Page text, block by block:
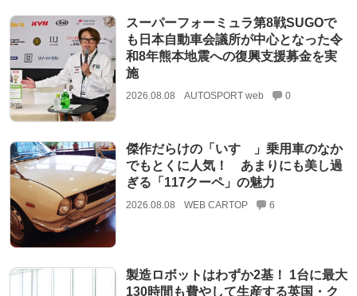
スーパーフォーミュラ第8戦SUGOで
も日本自動車会議所が中心となった令
和8年熊本地震への復興支援募金を実
施
2026.08.08 AUTOSPORT web 0
傑作だらけの「いすゞ」乗用車のなか
でもとくに人気！ あまりにも美し過
ぎる「117クーペ」の魅力
2026.08.08 WEB CARTOP 6
製造ロボットはわずか2基！ 1台に最大
130時間も費やして生産する英国・ク